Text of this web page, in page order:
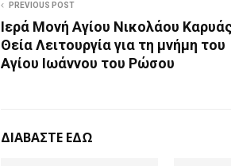
PREVIOUS POST
Ιερά Μονή Αγίου Νικολάου
Θεία Λειτουργία για τη μνήμη του
Αγίου Ιωάννου του Ρώσου
ΔΙΑΒΑΣΤΕ ΕΔΩ